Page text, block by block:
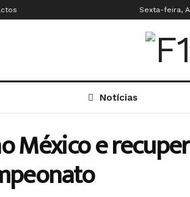
Sexta-feira,
Notícias
México e